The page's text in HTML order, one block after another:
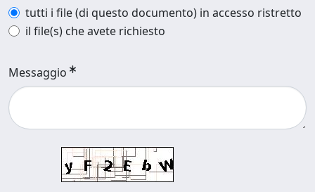
tutti i file (di questo documento) in accesso ristretto
il file(s) che avete richiesto
Messaggio